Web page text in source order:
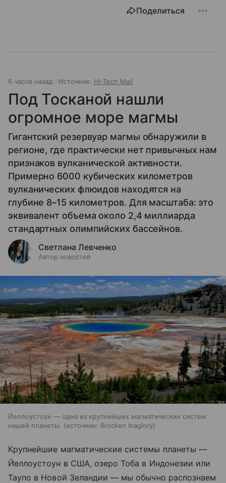
Поделиться
6 часов назад Источник: Hi-Tech Mail
Под Тосканой нашли
огромное море магмы
Гигантский резервуар магмы обнаружили в
регионе, где практически нет привычных нам
признаков вулканической активности.
Примерно 6000 кубических километров
вулканических флюидов находятся на
глубине 8–15 километров. Для масштаба: это
эквивалент объема около 2,4 миллиарда
стандартных олимпийских бассейнов.
Светлана Левченко
Автор новостей
Йеллоустоун — одна из крупнейших магматических систем
нашей планеты.
источник: Brocken Inaglory
Крупнейшие магматические системы планеты —
Йеллоустоун в США, озеро Тоба в Индонезии или
Таупо в Новой Зеландии — мы обычно распознаем